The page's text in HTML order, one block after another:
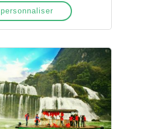
personnaliser